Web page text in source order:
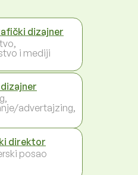
dizajner
i mediji
advertajzing,
direktor
posao